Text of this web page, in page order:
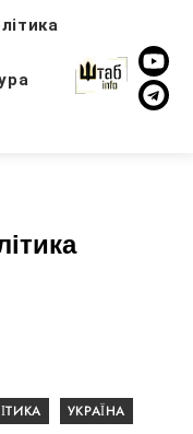
УКРАЇНА